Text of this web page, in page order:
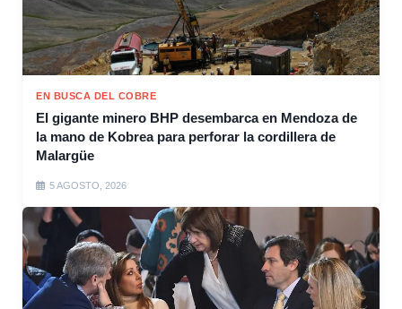
EN BUSCA DEL COBRE
El gigante minero BHP desembarca en Mendoza de
la mano de Kobrea para perforar la cordillera de
Malargüe
5 AGOSTO, 2026